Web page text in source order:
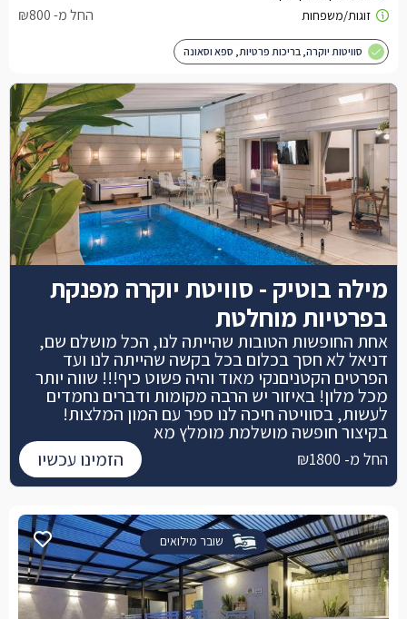
החל מ- ₪800
סוויטות יוקרה, בריכות פרטיות, ספא וסאונה
שובר מילואים
מילה בוטיק - סוויטת יוקרה מפנקת
בפרטיות מוחלטת
אחת החופשות הטובות שהייתה לנו, הכל מושלם שם,
דניאל לא חסך בכלום בכל בקשה שהייתה לנו ועד
הפרטים הקטניםנקי מאוד והיה פשוט כיף!!! שווה יותר
מכל מלון! באיזור יש הרבה מקומות ודברים נחמדים
לעשות, בסוויטה חיכה לנו ספר עם המון המלצות!
בקיצור חופשה מושלמת מומלץ מא
החל מ- ₪1800 הזמינו עכשיו